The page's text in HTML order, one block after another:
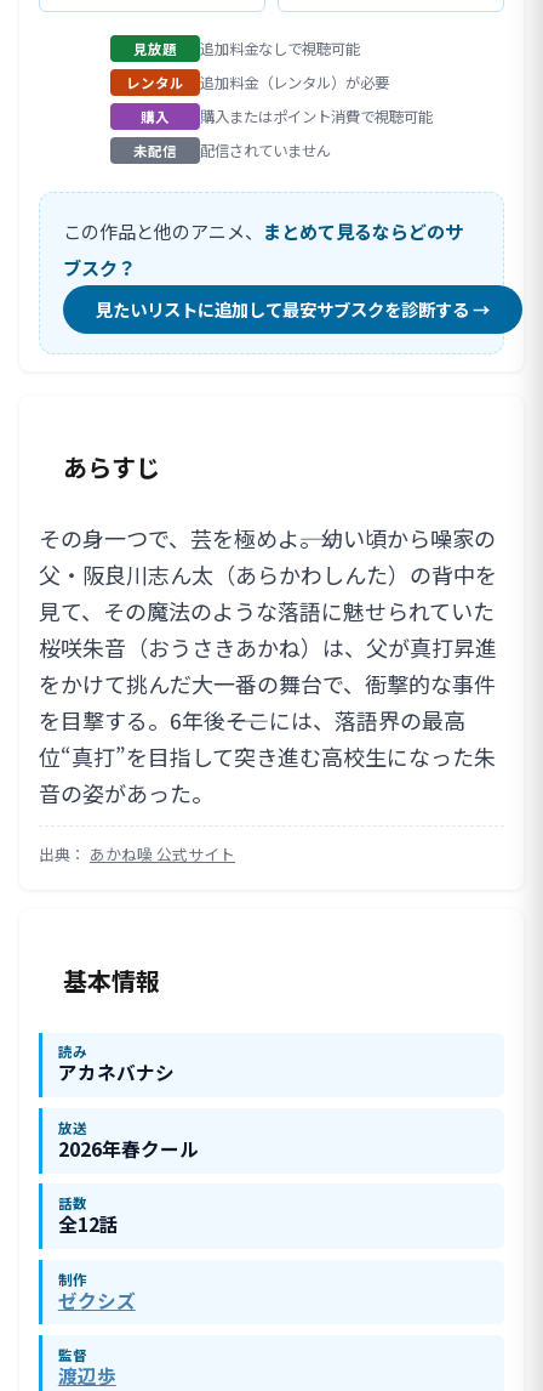
見放題 追加料金なしで視聴可能
レンタル 追加料金（レンタル）が必要
購入 購入またはポイント消費で視聴可能
未配信 配信されていません
この作品と他のアニメ、 まとめて見るならどのサ
ブスク？
見たいリストに追加して最安サブスクを診断する →
あらすじ
その身一つで、芸を極めよ――。幼い頃から噪家の
父・阪良川志ん太（あらかわしんた）の背中を
見て、その魔法のような落語に魅せられていた
桜咲朱音（おうさきあかね）は、父が真打昇進
をかけて挑んだ大一番の舞台で、衙撃的な事件
を目撃する。6年後――そこには、落語界の最高
位“真打”を目指して突き進む高校生になった朱
音の姿があった。
出典： あかね噪 公式サイト
基本情報
読み
アカネバナシ
放送
2026年春クール
話数
全12話
制作
ゼクシズ
監督
渡辺歩